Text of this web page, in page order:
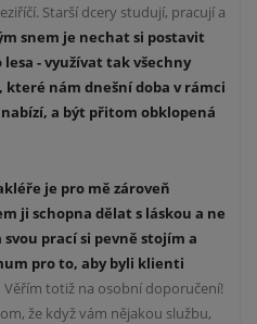
Starší dcery studují, pracují a
snem je nechat si postavit
lesa -využívat tak všechny
, které nám dnešní dobav rámci
a být přitom obklopená
je pro mě zároveň
ji schopna dělat s láskou a ne
prací si pevně stojím a
pro to, aby byli klienti
Věřím totiž na osobní doporučení!
že když vám nějakou službu,